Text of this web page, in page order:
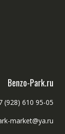
Benzo-Park.ru
(928) 610 95-05
market@ya.ru